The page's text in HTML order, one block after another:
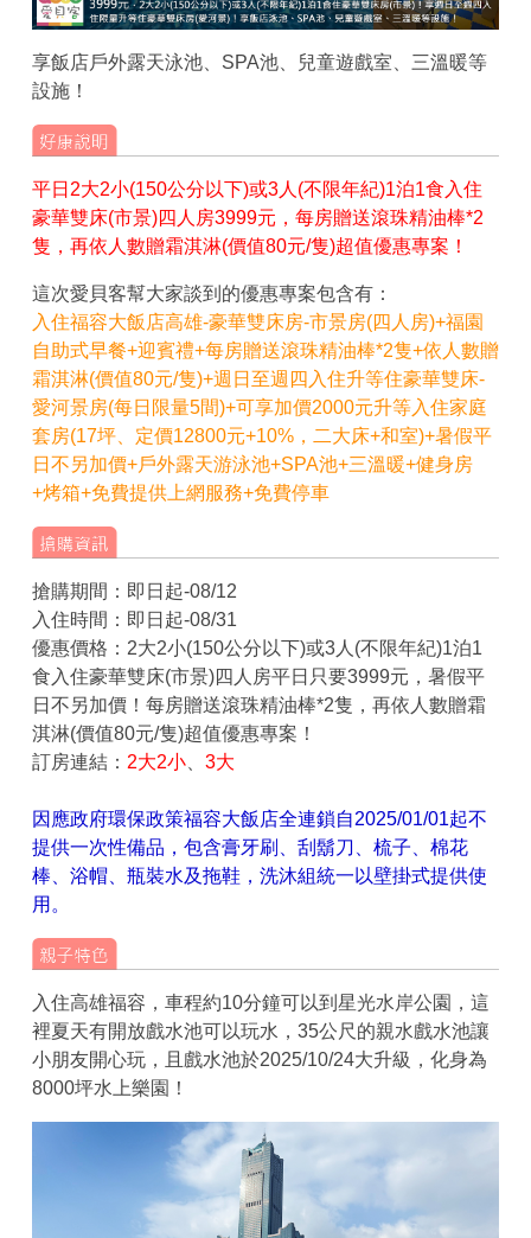
享飯店戶外露天泳池、SPA池、兒童遊戲室、三溫暖等
設施！
平日2大2小(150公分以下)或3人(不限年紀)1泊1食入住
豪華雙床(市景)四人房3999元，每房贈送滾珠精油棒*2
隻，再依人數贈霜淇淋(價值80元/隻)超值優惠專案！
這次愛貝客幫大家談到的優惠專案包含有：
入住福容大飯店高雄-豪華雙床房-市景房(四人房)+福園
自助式早餐+迎賓禮+每房贈送滾珠精油棒*2隻+依人數贈
霜淇淋(價值80元/隻)+週日至週四入住升等住豪華雙床-
愛河景房(每日限量5間)+可享加價2000元升等入住家庭
套房(17坪、定價12800元+10%，二大床+和室)+暑假平
日不另加價+戶外露天游泳池+SPA池+三溫暖+健身房
+烤箱+免費提供上網服務+免費停車
搶購期間：即日起-08/12
入住時間：即日起-08/31
優惠價格：2大2小(150公分以下)或3人(不限年紀)1泊1
食入住豪華雙床(市景)四人房平日只要3999元，暑假平
日不另加價！每房贈送滾珠精油棒*2隻，再依人數贈霜
淇淋(價值80元/隻)超值優惠專案！
訂房連結： 2大2小、 3大
因應政府環保政策福容大飯店全連鎖自2025/01/01起不
提供一次性備品，包含膏牙刷、刮鬍刀、梳子、棉花
棒、浴帽、瓶裝水及拖鞋，洗沐組統一以壁掛式提供使
用。
入住高雄福容，車程約10分鐘可以到星光水岸公園，這
裡夏天有開放戲水池可以玩水，35公尺的親水戲水池讓
小朋友開心玩，且戲水池於2025/10/24大升級，化身為
8000坪水上樂園！